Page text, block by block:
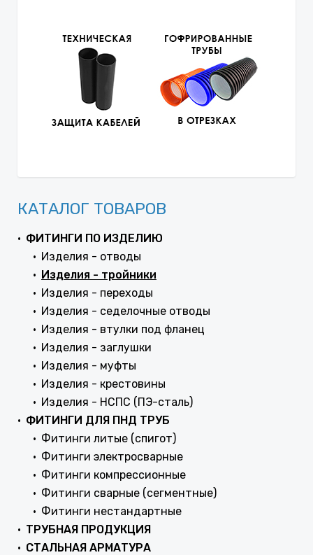
КАТАЛОГ ТОВАРОВ
ФИТИНГИ ПО ИЗДЕЛИЮ
Изделия - отводы
Изделия - тройники
Изделия - переходы
Изделия - седелочные отводы
Изделия - втулки под фланец
Изделия - заглушки
Изделия - муфты
Изделия - крестовины
Изделия - НСПС (ПЭ-сталь)
ФИТИНГИ ДЛЯ ПНД ТРУБ
Фитинги литые (спигот)
Фитинги электросварные
Фитинги компрессионные
Фитинги сварные (сегментные)
Фитинги нестандартные
ТРУБНАЯ ПРОДУКЦИЯ
СТАЛЬНАЯ АРМАТУРА